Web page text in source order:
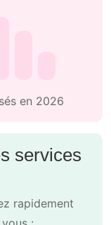
en 2026
services
rapidement